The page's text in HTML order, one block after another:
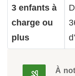
3 enfants à
charge ou
plus
À